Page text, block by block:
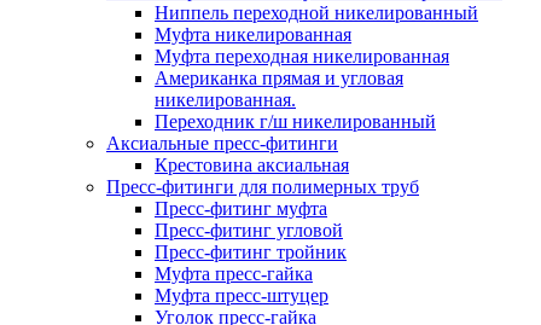
Ниппель переходной никелированный
Муфта никелированная
Муфта переходная никелированная
Американка прямая и угловая
никелированная.
Переходник г/ш никелированный
Аксиальные пресс-фитинги
Крестовина аксиальная
Пресс-фитинги для полимерных труб
Пресс-фитинг муфта
Пресс-фитинг угловой
Пресс-фитинг тройник
Муфта пресс-гайка
Муфта пресс-штуцер
Уголок пресс-гайка